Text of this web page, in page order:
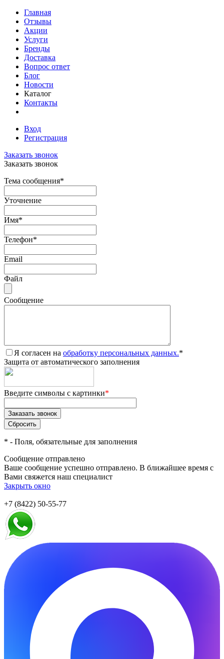
Главная
Отзывы
Акции
Услуги
Бренды
Доставка
Вопрос ответ
Блог
Новости
Каталог
Контакты
Вход
Регистрация
Заказать звонок
Заказать звонок
Тема сообщения*
Уточнение
Имя*
Телефон*
Email
Файл
Сообщение
Я согласен на обработку персональных данных.*
Защита от автоматического заполнения
Введите символы с картинки*
* - Поля, обязательные для заполнения
Сообщение отправлено
Ваше сообщение успешно отправлено. В ближайшее время с
Вами свяжется наш специалист
Закрыть окно
+7 (8422) 50-55-77